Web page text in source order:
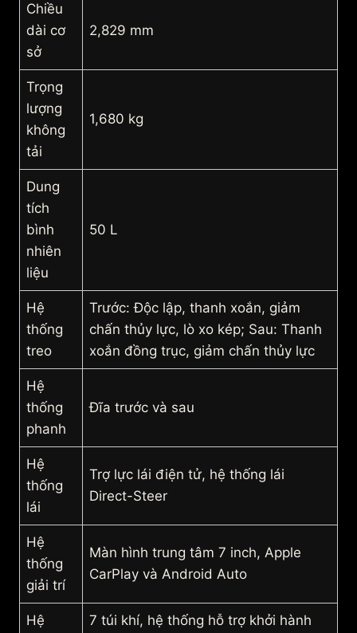
Chiều
dài cơ
sở
2,829 mm
Trọng
lượng
không
tải
1,680 kg
Dung
tích
bình
nhiên
liệu
50 L
Hệ
thống
treo
Trước: Độc lập, thanh xoắn, giảm
chấn thủy lực, lò xo kép; Sau: Thanh
xoắn đồng trục, giảm chấn thủy lực
Hệ
thống
phanh
Đĩa trước và sau
Hệ
thống
lái
Trợ lực lái điện tử, hệ thống lái
Direct-Steer
Hệ
thống
giải trí
Màn hình trung tâm 7 inch, Apple
CarPlay và Android Auto
Hệ
7 túi khí, hệ thống hỗ trợ khởi hành